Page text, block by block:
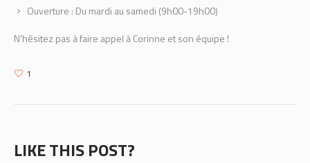
Ouverture : Du mardi au samedi (9h00-19h00)
N’hésitez pas à faire appel à Corinne et son équipe !
1
LIKE THIS POST?